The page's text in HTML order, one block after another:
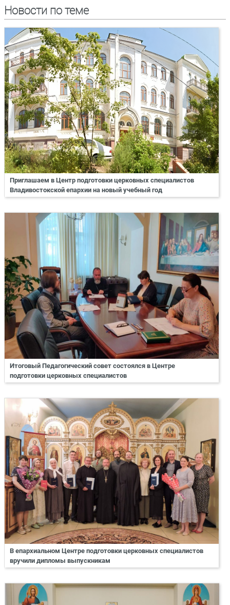
Новости по теме
Приглашаем в Центр подготовки церковных специалистов
Владивостокской епархии на новый учебный год
Итоговый Педагогический совет состоялся в Центре
подготовки церковных специалистов
В епархиальном Центре подготовки церковных специалистов
вручили дипломы выпускникам